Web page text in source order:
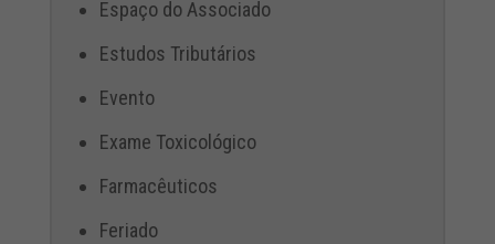
Espaço do Associado
Estudos Tributários
Evento
Exame Toxicológico
Farmacêuticos
Feriado